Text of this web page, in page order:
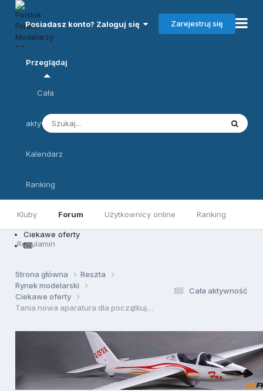
Posiadasz konto? Zaloguj się Zarejestruj się
Przeglądaj
Kluby Forum Użytkownicy online Ranking
Regulamin
Cała
aktywność
Kalendarz
Ranking
Ciekawe oferty
Cała aktywność
Strona główna
Reszta
Rynek modelarski
Ciekawe oferty
Tania nowa aparatura dla początkującego na HK